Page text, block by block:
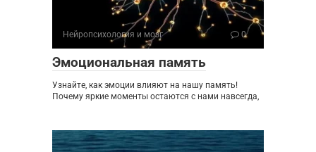
Нейропсихология и мозг 0
Эмоциональная память
Узнайте, как эмоции влияют на нашу память!
Почему яркие моменты остаются с нами навсегда,